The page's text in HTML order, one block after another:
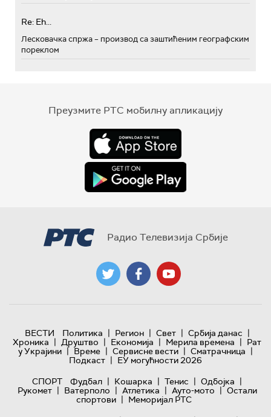
Re: Eh...
Лесковачка спржа – производ са заштићеним географским
пореклом
Преузмите РТС мобилну апликацију
Радио Телевизија Србије
ВЕСТИ Политика | Регион | Свет | Србија данас |
Хроника | Друштво | Економија | Мерила времена | Рат
у Украјини | Време | Сервисне вести | Сматрачница |
Подкаст | ЕУ могућности 2026
СПОРТ
Фудбал | Кошарка | Тенис | Одбојка |
Рукомет | Ватерполо | Атлетика | Ауто-мото | Остали
спортови | Меморијал РТС